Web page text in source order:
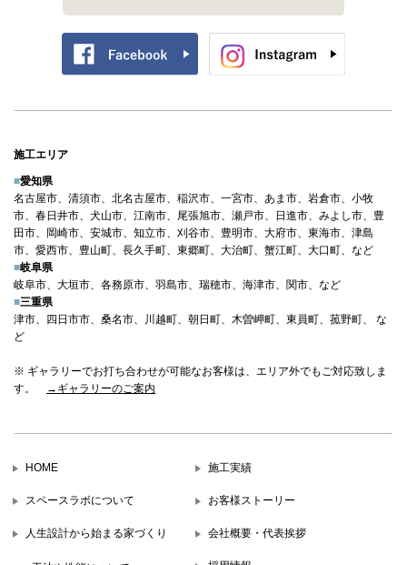
施工エリア
■愛知県
名古屋市、清須市、北名古屋市、稲沢市、一宮市、あま市、岩倉市、小牧
市、春日井市、犬山市、江南市、尾張旭市、瀬戸市、日進市、みよし市、豊
田市、岡崎市、安城市、知立市、刈谷市、豊明市、大府市、東海市、津島
市、愛西市、豊山町、長久手町、東郷町、大治町、蟹江町、大口町、など
■岐阜県
岐阜市、大垣市、各務原市、羽島市、瑞穂市、海津市、関市、など
■三重県
津市、四日市市、桑名市、川越町、朝日町、木曽岬町、東員町、菰野町、 な
ど
※ ギャラリーでお打ち合わせが可能なお客様は、エリア外でもご対応致しま
す。
→ギャラリーのご案内
HOME
スペースラボについて
人生設計から始まる家づくり
施工実績
お客様ストーリー
会社概要・代表挨拶